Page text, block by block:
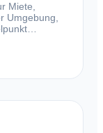
Miete,
Umgebung,